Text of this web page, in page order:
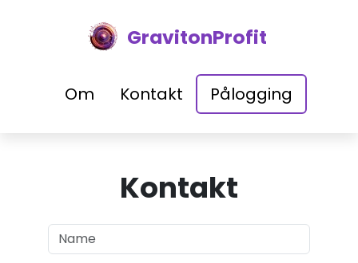
GravitonProfit
Om Kontakt Pålogging
Kontakt